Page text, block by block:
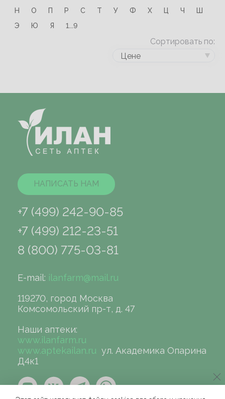
Н
О П Р С Т У Ф Х Ц Ч
Ш
Э
Ю Я 1...9
Сортировать по:
Цене
НАПИСАТЬ НАМ
+7 (499) 242-90-85
+7 (499) 212-23-51
8 (800) 775-03-81
E-mail: ilanfarm@mail.ru
119270, город Москва
Комсомольский пр-т, д. 47
Наши аптеки:
www.ilanfarm.ru
www.aptekailan.ru ул. Академика Опарина
Д4к1